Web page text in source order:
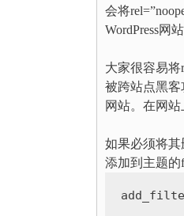
会将
WordPress网
大家很容易将
被跨站点黑客
网站。在网站
如果必须将其
添加到主题的